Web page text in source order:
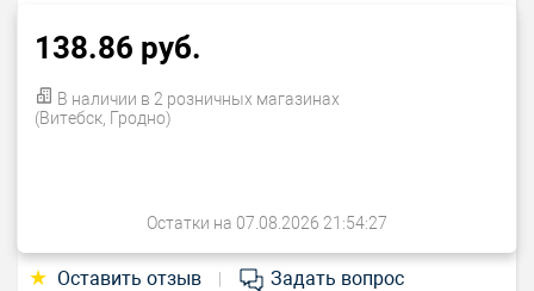
138.86 руб.
В наличии в 2 розничных магазинах
(Витебск, Гродно)
Остатки на 07.08.2026 21:54:27
★ Оставить отзыв Задать вопрос